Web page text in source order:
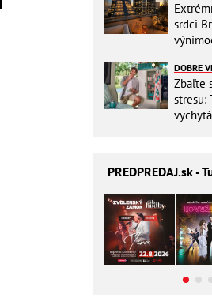
srdci
DOBRE
Zbaľte
stresu:
PREDPREDAJ.sk -